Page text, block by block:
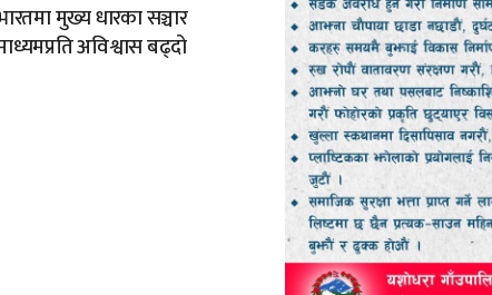
मुख्य धारका सञ्चार
अविश्वास बढ्दो